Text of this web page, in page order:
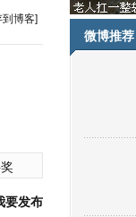
到博客]
要发布
微博推荐